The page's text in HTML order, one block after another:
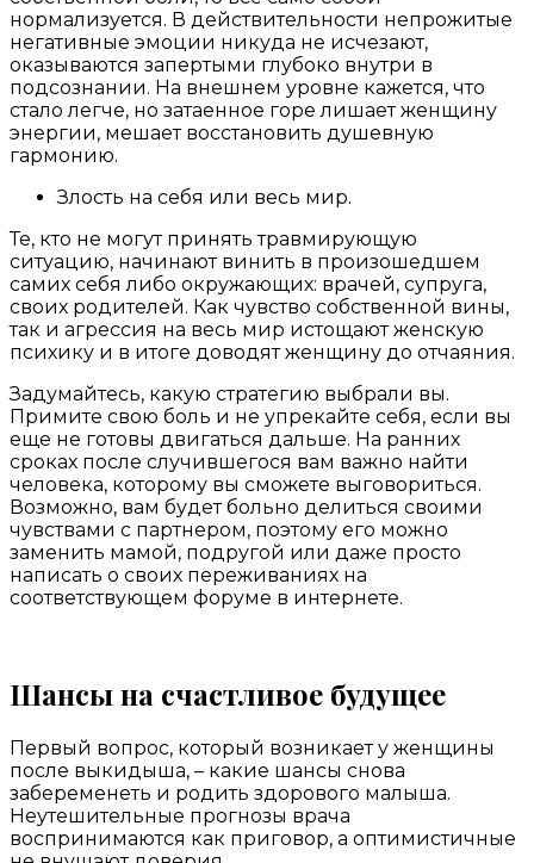
нормализуется. В действительности непрожитые
негативные эмоции никуда не исчезают,
оказываются запертыми глубоко внутри в
подсознании. На внешнем уровне кажется, что
стало легче, но затаенное горе лишает женщину
энергии, мешает восстановить душевную
гармонию.
Злость на себя или весь мир.
Те, кто не могут принять травмирующую
ситуацию, начинают винить в произошедшем
самих себя либо окружающих: врачей, супруга,
своих родителей. Как чувство собственной вины,
так и агрессия на весь мир истощают женскую
психику и в итоге доводят женщину до отчаяния.
Задумайтесь, какую стратегию выбрали вы.
Примите свою боль и не упрекайте себя, если вы
еще не готовы двигаться дальше. На ранних
сроках после случившегося вам важно найти
человека, которому вы сможете выговориться.
Возможно, вам будет больно делиться своими
чувствами с партнером, поэтому его можно
заменить мамой, подругой или даже просто
написать о своих переживаниях на
соответствующем форуме в интернете.
Шансы на счастливое будущее
Первый вопрос, который возникает у женщины
после выкидыша, – какие шансы снова
забеременеть и родить здорового малыша.
Неутешительные прогнозы врача
воспринимаются как приговор, а оптимистичные